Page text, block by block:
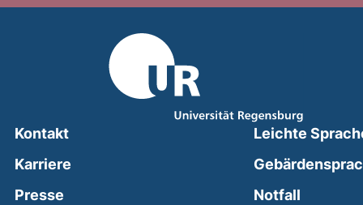
Kontakt
Karriere
Presse
Leichte
Notfall